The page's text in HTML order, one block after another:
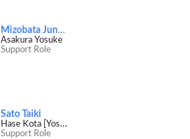
Mizobata Junpei
Asakura Yosuke
Support Role
Sato Taiki
Hase Kota [Yosuke's co-worker]
Support Role